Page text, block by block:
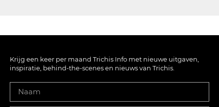
Krijg een keer per maand Trichis Info met nieuwe uitgaven,
inspiratie, behind-the-scenes en nieuws van Trichis.